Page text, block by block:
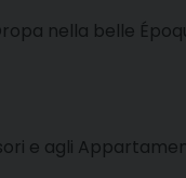
nella belle
e agli